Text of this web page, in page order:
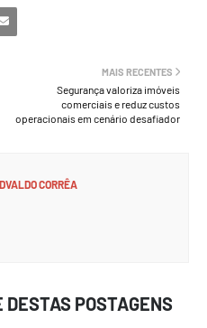
MAIS RECENTES
Segurança valoriza imóveis
comerciais e reduz custos
operacionais em cenário desafiador
CORRÊA
DESTAS POSTAGENS